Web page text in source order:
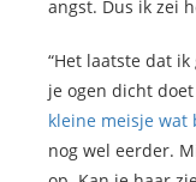
angst. Dus ik zei
“Het laatste dat
je ogen dicht
kleine meisje wat
nog wel eerder.